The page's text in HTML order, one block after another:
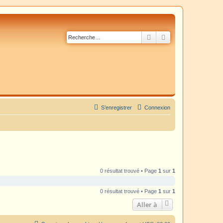
Rechercher
Connexion
S’enregistrer
0 résultat trouvé • Page 1 sur 1
0 résultat trouvé • Page 1 sur 1
Aller à